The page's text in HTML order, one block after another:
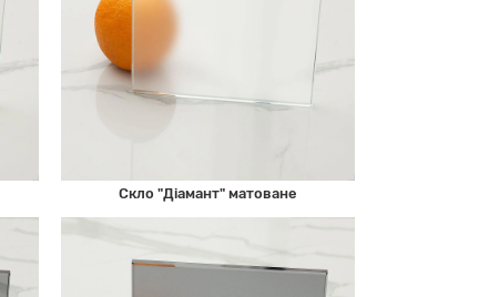
Скло "Діамант" матоване